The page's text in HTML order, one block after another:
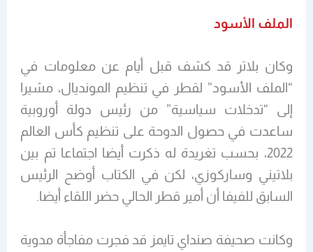
الملف الأسود
وكان بلاتر قد كشف قبل أيام عن معلومات في
“الملف الأسود” لقطر في تنظيم المونديال، مشيرا
إلى “تدخلات سياسية” من رئيس دولة أوروبية
ساعدت في حصول الدوحة على تنظيم كأس العالم
2022، بحسب تغريدة له ذكرت أيضا اجتماعا تم بين
بلاتيني وساركوزي، لكن في الكتاب أوضح الرئيس
السابق للفيفا أن أمير قطر الحالي حضر اللقاء أيضا.
وكانت صحيفة صنداي تايمز قد فجرت مفاجأة مدوية